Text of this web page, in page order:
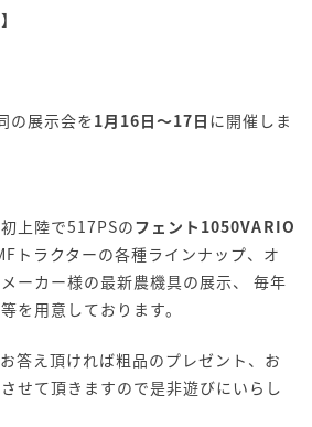
の展示会を 1月16日～17日 に開催しま
上陸で517PSのフェント1050VARIO
トラクターの各種ラインナップ、オ
ーカー様の最新農機具の展示、 毎年
を用意しております。
答え頂ければ粗品のプレゼント、お
せて頂きますので是非遊びにいらし